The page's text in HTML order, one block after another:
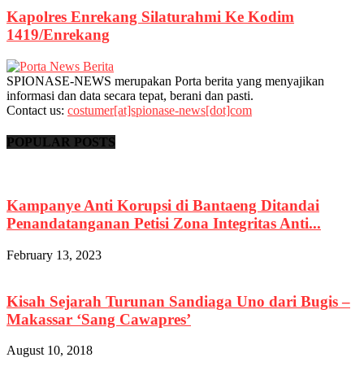
Kapolres Enrekang Silaturahmi Ke Kodim
1419/Enrekang
SPIONASE-NEWS merupakan Porta berita yang menyajikan
informasi dan data secara tepat, berani dan pasti.
Contact us: costumer[at]spionase-news[dot]com
POPULAR POSTS
Kampanye Anti Korupsi di Bantaeng Ditandai
Penandatanganan Petisi Zona Integritas Anti...
February 13, 2023
Kisah Sejarah Turunan Sandiaga Uno dari Bugis –
Makassar ‘Sang Cawapres’
August 10, 2018